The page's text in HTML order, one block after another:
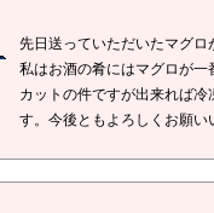
先日送っていただいたマグロ
私はお酒の肴にはマグロが一
カットの件ですが出来れば
す。今後ともよろしくお願い